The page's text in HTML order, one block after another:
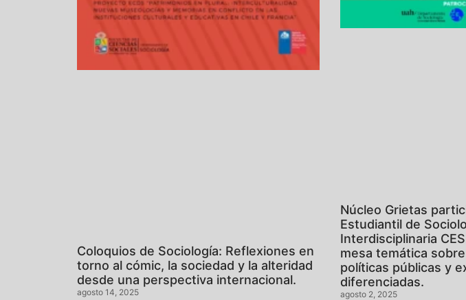
Coloquios de Sociología: Reflexiones en
torno al cómic, la sociedad y la alteridad
desde una perspectiva internacional.
agosto 14, 2025
Núcleo Grietas
Estudiantil de
Interdisciplinaria
mesa temática
políticas públicas y
diferenciadas.
agosto 2, 2025